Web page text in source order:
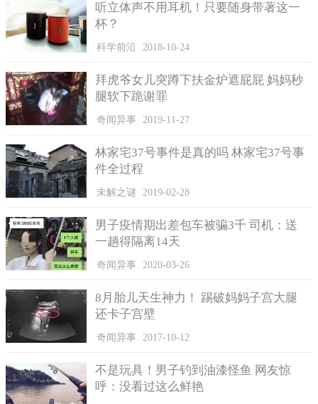
听立体声不用耳机！只要随身带著这一
杯？
科学前沿 2018-10-24
拜虎爷女儿突蹲下扶金炉遮屁屁 妈妈秒
腿软下跪谢罪
奇闻异事 2019-11-27
林家宅37号事件是真的吗 林家宅37号事
件全过程
未解之谜 2019-02-28
男子疫情期出差包车被骗3千 司机：送
一趟得隔离14天
奇闻异事 2020-03-26
8月胎儿天生神力！ 踢破妈妈子宫大腿
还卡子宫壁
奇闻异事 2017-10-12
不是玩具！男子钓到油漆怪鱼 网友惊
呼：没看过这么鲜艳